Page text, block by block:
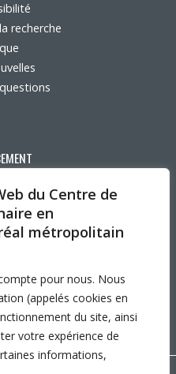
du Centre de
en
métropolitain
pour nous. Nous
(appelés cookies en
du site, ainsi
votre expérience de
informations,
recherche